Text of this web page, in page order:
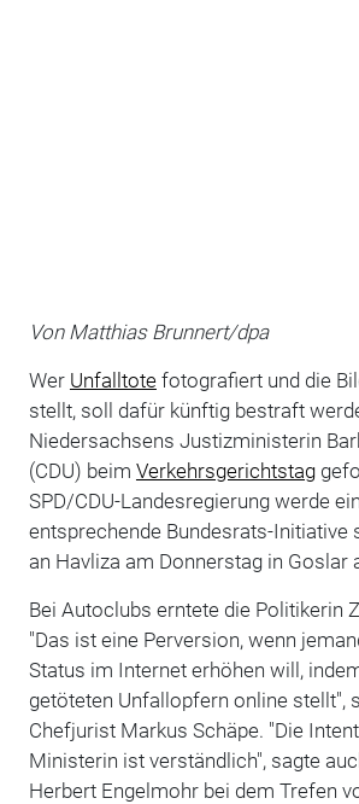
Von Matthias Brunnert/dpa
Wer Unfalltotefotografiert und die
stellt, soll dafür künftig bestraft
Niedersachsens Justizministerin
(CDU) beim Verkehrsgerichtstag
SPD/CDU-Landesregierung werde
entsprechende Bundesrats-Initiative
an Havliza am Donnerstag in Goslar
Bei Autoclubs erntete die Politikerin
"Das ist eine Perversion, wenn
Status im Internet erhöhen will,
getöteten Unfallopfern online stellt",
Chefjurist Markus Schäpe. "Die
Ministerin ist verständlich", sagte
Herbert Engelmohr bei dem Trefen